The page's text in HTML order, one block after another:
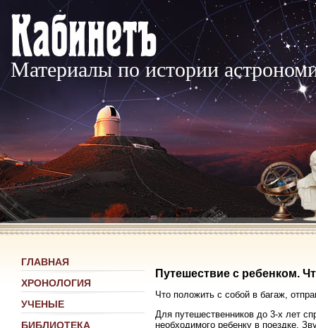
Материалы по истории
ГЛАВНАЯ
ХРОНОЛОГИЯ
УЧЕНЫЕ
БИБЛИОТЕКА
Путешествие с ребенком.
Что положить с собой в багаж,
Для путешественников до 3-х лет
необходимого ребенку в поездке.